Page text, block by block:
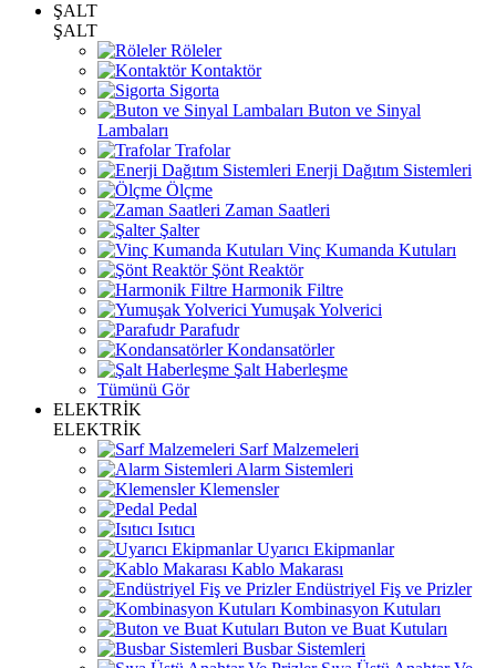
ŞALT
ŞALT
Röleler
Kontaktör
Sigorta
Buton ve Sinyal
Lambaları
Trafolar
Enerji Dağıtım Sistemleri
Ölçme
Zaman Saatleri
Şalter
Vinç Kumanda Kutuları
Şönt Reaktör
Harmonik Filtre
Yumuşak Yolverici
Parafudr
Kondansatörler
Şalt Haberleşme
Tümünü Gör
ELEKTRİK
ELEKTRİK
Sarf Malzemeleri
Alarm Sistemleri
Klemensler
Pedal
Isıtıcı
Uyarıcı Ekipmanlar
Kablo Makarası
Endüstriyel Fiş ve Prizler
Kombinasyon Kutuları
Buton ve Buat Kutuları
Busbar Sistemleri